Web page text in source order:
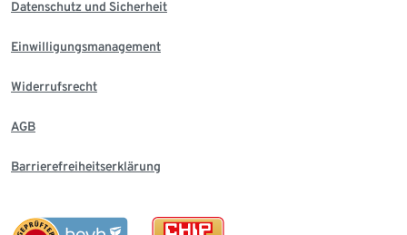
Datenschutz und Sicherheit
Einwilligungsmanagement
Widerrufsrecht
AGB
Barrierefreiheitserklärung